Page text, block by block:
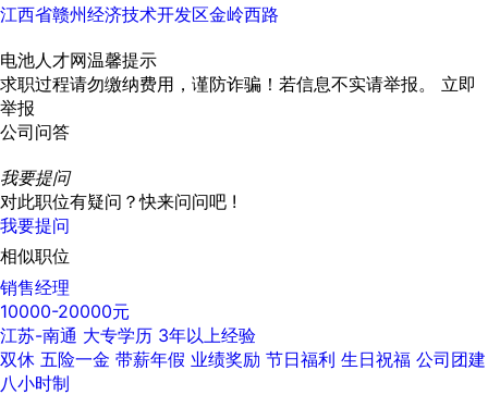
江西省赣州经济技术开发区金岭西路
电池人才网温馨提示
求职过程请勿缴纳费用，谨防诈骗！若信息不实请举报。 立即
举报
公司问答
我要提问
对此职位有疑问？快来问问吧 !
我要提问
相似职位
销售经理
10000-20000元
江苏-南通 大专学历 3年以上经验
双休 五险一金 带薪年假 业绩奖励 节日福利 生日祝福 公司团建
八小时制